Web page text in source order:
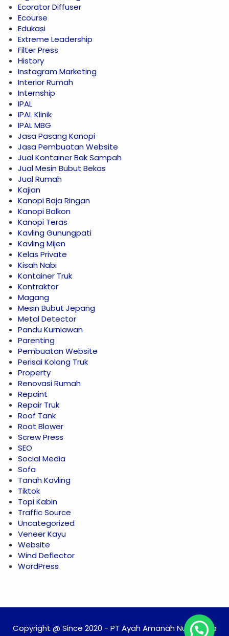
Ecorator Diffuser
Ecourse
Edukasi
Extreme Leadership
Filter Press
History
Instagram Marketing
Interior Rumah
Internship
IPAL
IPAL Klinik
IPAL MBG
Jasa Pasang Kanopi
Jasa Pembuatan Website
Jual Kontainer Bak Sampah
Jual Mesin Bubut Bekas
Jual Rumah
Kajian
Kanopi Baja Ringan
Kanopi Balkon
Kanopi Teras
Kavling Gunungpati
Kavling Mijen
Kelas Private
Kisah Nabi
Kontainer Truk
Kontraktor
Magang
Mesin Bubut Jepang
Metal Detector
Pandu Kurniawan
Parenting
Pembuatan Website
Perisai Kolong Truk
Property
Renovasi Rumah
Repaint
Repair Truk
Roof Tank
Root Blower
Screw Press
SEO
Social Media
Sofa
Tanah Kavling
Tiktok
Topi Kabin
Traffic Source
Uncategorized
Veneer Kayu
Website
Wind Deflector
WordPress
Copyright @ Since 2020 - PT Ayah Amanah Nusantara